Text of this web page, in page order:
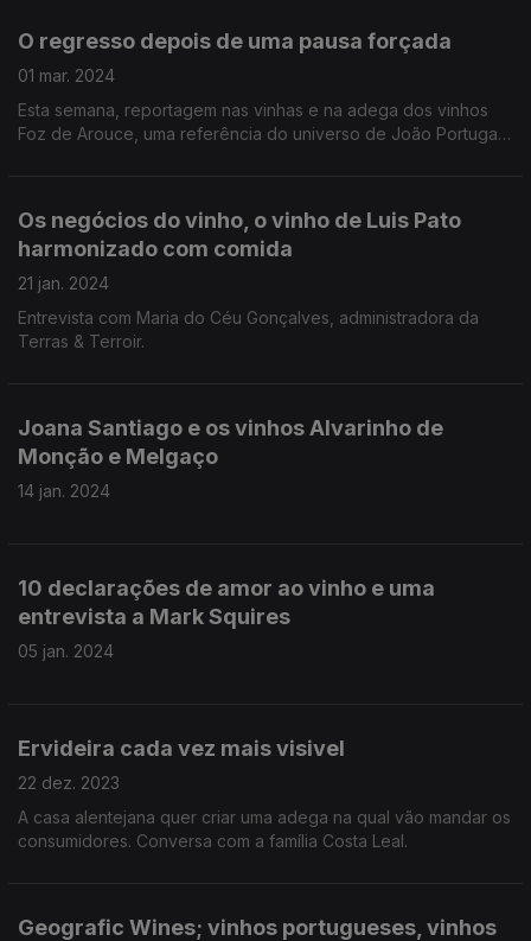
O regresso depois de uma pausa forçada
01 mar. 2024
Esta semana, reportagem nas vinhas e na adega dos vinhos
Foz de Arouce, uma referência do universo de João Portugal
Os negócios do vinho, o vinho de Luis Pato
harmonizado com comida
21 jan. 2024
Entrevista com Maria do Céu Gonçalves, administradora da
Terras & Terroir.
Joana Santiago e os vinhos Alvarinho de
Monção e Melgaço
14 jan. 2024
10 declarações de amor ao vinho e uma
entrevista a Mark Squires
05 jan. 2024
Ervideira cada vez mais visivel
22 dez. 2023
A casa alentejana quer criar uma adega na qual vão mandar os
consumidores. Conversa com a família Costa Leal.
Geografic Wines; vinhos portugueses, vinhos